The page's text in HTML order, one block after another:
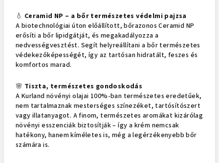
💧 Ceramid NP – a bőr természetes védelmi pajzsa
A biotechnológiai úton előállított, bőrazonos Ceramid NP
erősíti a bőr lipidgátját, és megakadályozza a
nedvességvesztést. Segít helyreállítani a bőr természetes
védekezőképességét, így az tartósan hidratált, feszes és
komfortos marad.
🌸 Tiszta, természetes gondoskodás
A Kurland növényi olajai 100%-ban természetes eredetűek,
nem tartalmaznak mesterséges színezéket, tartósítószert
vagy illatanyagot. A finom, természetes aromákat kizárólag
növényi esszenciák biztosítják – így a krém nemcsak
hatékony, hanem kíméletes is, még a legérzékenyebb bőr
számára is.